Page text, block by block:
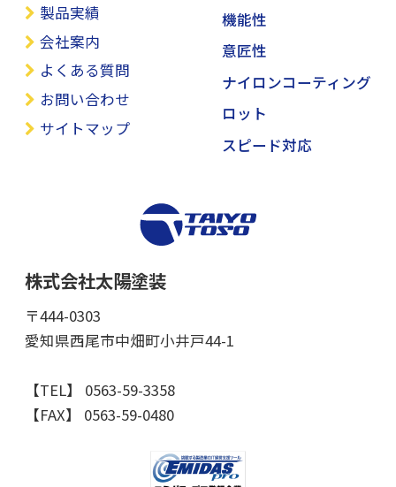
株式会社太陽塗装
〒444-0303
愛知県西尾市中畑町小井戸44-1
【TEL】 0563-59-3358
【FAX】 0563-59-0480
製品実績
会社案内
よくある質問
お問い合わせ
サイトマップ
機能性
意匠性
ナイロンコーティング
ロット
スピード対応